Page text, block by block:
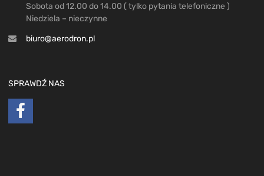
Sobota od 12.00 do 14.00 ( tylko pytania telefoniczne )
Niedziela – nieczynne
biuro@aerodron.pl
SPRAWDŹ NAS